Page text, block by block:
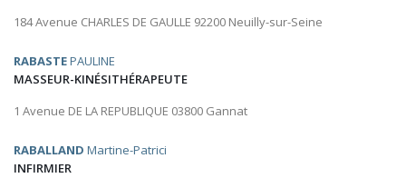
184 Avenue CHARLES DE GAULLE 92200 Neuilly-sur-Seine
RABASTEPAULINE
MASSEUR-KINÉSITHÉRAPEUTE
1 Avenue DE LA REPUBLIQUE 03800 Gannat
RABALLAND Martine-Patrici
INFIRMIER